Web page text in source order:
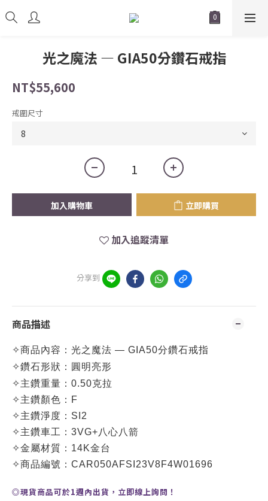
光之魔法 — GIA50分鑽石戒指
NT$55,600
戒圍尺寸
加入購物車 立即購買
加入追蹤清單
分享到
商品描述
✧商品內容： 光之魔法 — GIA50分鑽石戒指
✧鑽石形狀：圓明亮形
✧主鑽重量：0.50克拉
✧主鑽顏色：F
✧主鑽淨度：SI2
✧主鑽車工：3VG+八心八箭
✧金屬材質：14K金台
✧商品編號： CAR050AFSI23V8F4W01696
◎現貨商品可於1週內出貨， 立即線上詢問 ！